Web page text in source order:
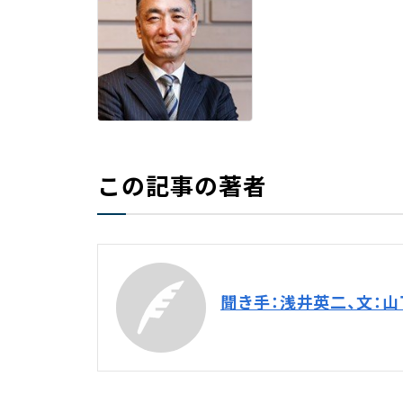
この記事の著者
聞き手：浅井英二、文：